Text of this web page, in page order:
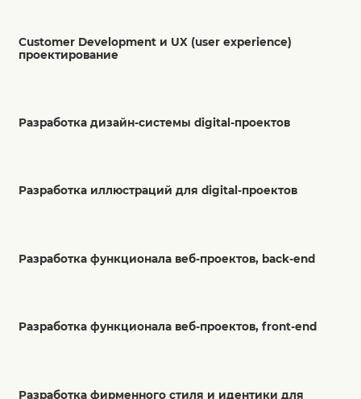
Customer Development и UX (user experience)
проектирование
Разработка дизайн-системы digital-проектов
Разработка иллюстраций для digital-проектов
Разработка функционала веб-проектов, back-end
Разработка функционала веб-проектов, front-end
Разработка фирменного стиля и идентики для